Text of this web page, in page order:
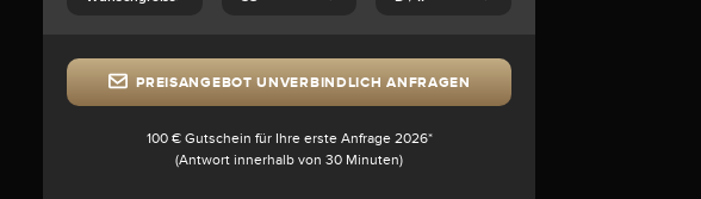
PREISANGEBOT UNVERBINDLICH ANFRAGEN
100 € Gutschein für Ihre erste Anfrage 2026*
(Antwort innerhalb von 30 Minuten)